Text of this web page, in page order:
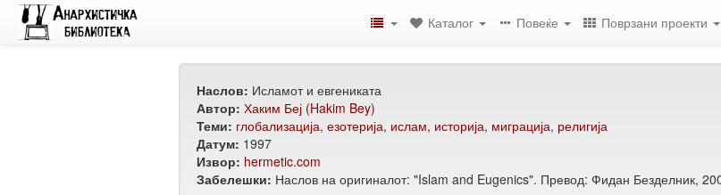
Каталог Повеќе Поврзани проекти
Наслов: Исламот и евгениката
Автор: Хаким Беј (Hakim Bey)
Теми: глобализација, езотерија, ислам, историја, миграција, религија
Датум: 1997
Извор: hermetic.com
Забелешки: Наслов на оригиналот: "Islam and Eugenics". Превод: Фидан Безделник,